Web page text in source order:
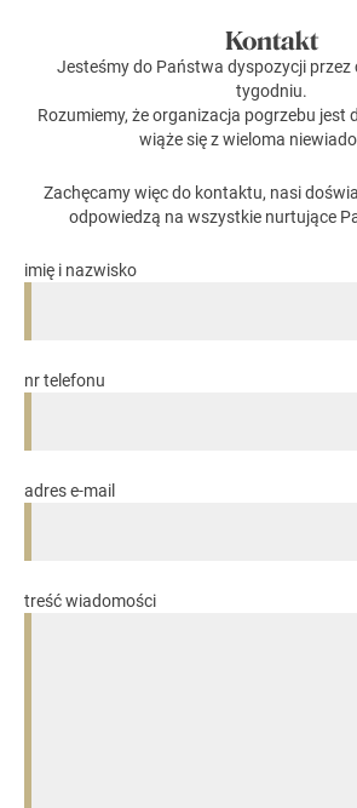
Kontakt
Jesteśmy do Państwa dyspozycji przez
tygodniu.
Rozumiemy, że organizacja pogrzebu jest
wiąże się z wieloma
Zachęcamy więc do kontaktu, nasi
odpowiedzą na wszystkie nurtujące
imię i nazwisko
nr telefonu
adres e-mail
treść wiadomości